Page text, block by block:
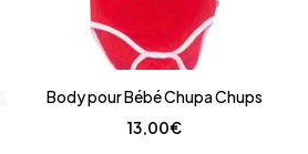
Body pour Bébé Chupa Chups
13,00€